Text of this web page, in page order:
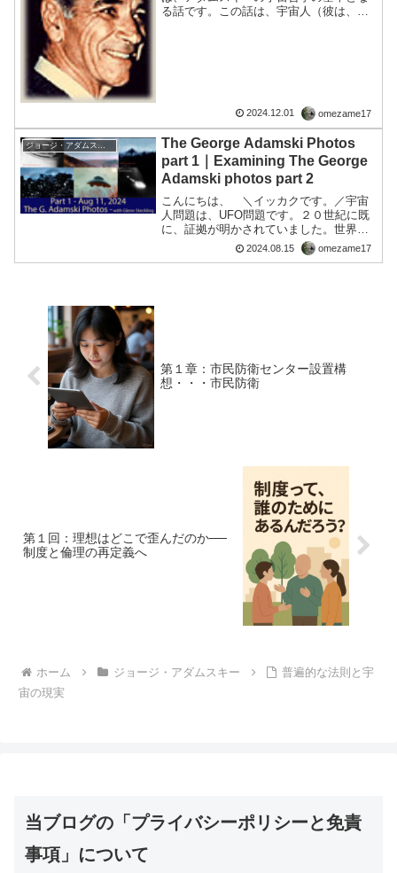
る話です。この話は、宇宙人（彼は、近
2024.12.01 omezame17
ジョージ・アダムスキー
The George Adamski Photos
part 1｜Examining The George
Adamski photos part 2
こんにちは、 ＼イッカクです。／宇宙
人問題は、UFO問題です。２０世紀に既
に、証拠が明かされていました。世界を
牛耳る「闇」いわゆる、サイレンスのグ
ループ（悪辣な支配層による支配者）ら
2024.08.15 omezame17
第１章：市民防衛センター設置構
想・・・市民防衛
第１回：理想はどこで歪んだのか──
制度と倫理の再定義へ
ホーム ジョージ・アダムスキー
普遍的な法則と宇
宙の現実
当ブログの「プライバシーポリシーと免責
事項」について